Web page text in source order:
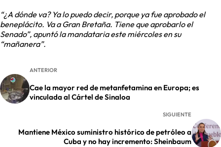
“¿A dónde va? Ya lo puedo decir, porque ya fue aprobado el
beneplácito. Va a Gran Bretaña. Tiene que aprobarlo el
Senado”, apuntó la mandataria este miércoles en su
“mañanera”.
ANTERIOR
Cae la mayor red de metanfetamina en Europa; es
vinculada al Cártel de Sinaloa
SIGUIENTE
Mantiene México suministro histórico de petróleo a
Cuba y no hay incremento: Sheinbaum